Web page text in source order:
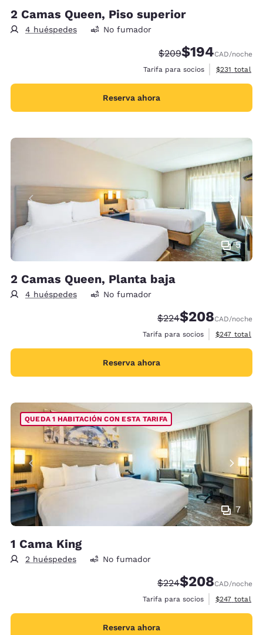
2 Camas Queen, Piso superior
4 huéspedes No fumador
Tarifa tachada:
$209Tarifa reducida:
$194CAD/noche
Tarifa para socios
Ver detalles
$231 total
Reserva ahora
5
2 Camas Queen, Planta baja
4 huéspedes No fumador
Tarifa tachada:
$224Tarifa reducida:
$208CAD/noche
Tarifa para socios
Ver detalles
$247 total
Reserva ahora
7
QUEDA 1 HABITACIÓN CON ESTA TARIFA
1 Cama King
2 huéspedes No fumador
Tarifa tachada:
$224Tarifa reducida:
$208CAD/noche
Tarifa para socios
Ver detalles
$247 total
Reserva ahora